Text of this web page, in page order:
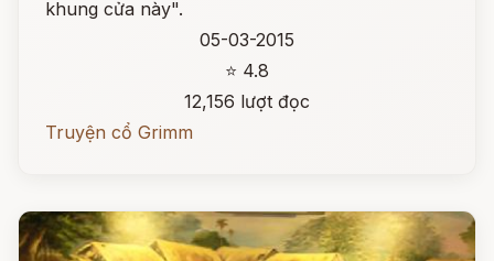
khung cửa này".
05-03-2015
⭐ 4.8
12,156 lượt đọc
Truyện cổ Grimm